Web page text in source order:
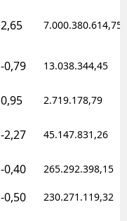
2,65 7.000.380.614,75
-0,79 13.038.344,45
0,95 2.719.178,79
-2,27 45.147.831,26
-0,40 265.292.398,15
-0,50 230.271.119,32